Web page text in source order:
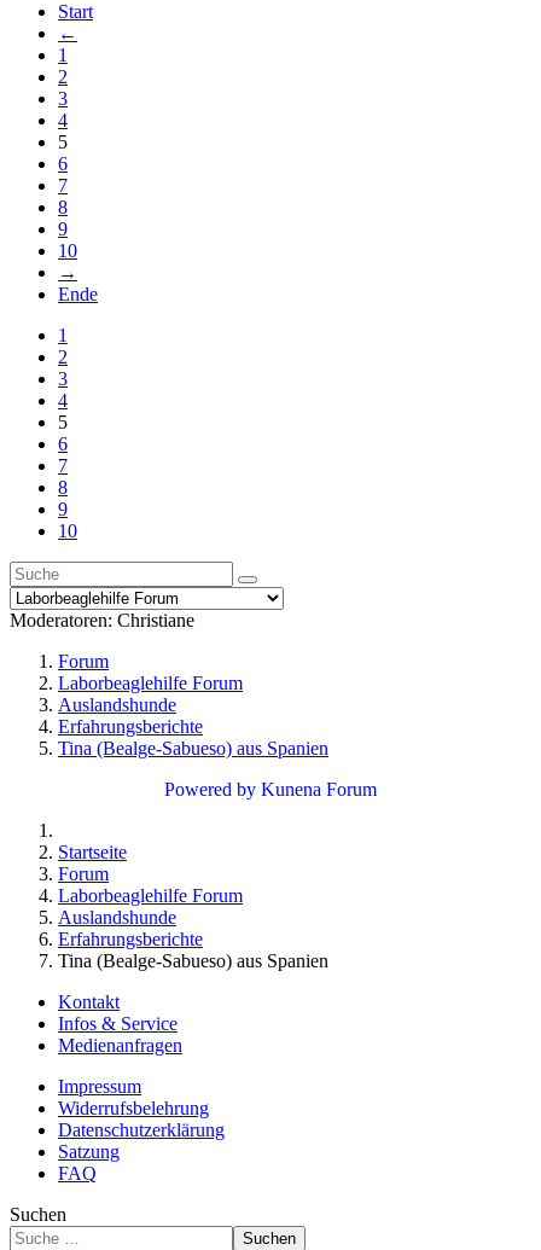
Start
←
1
2
3
4
5
6
7
8
9
10
→
Ende
1
2
3
4
5
6
7
8
9
10
Moderatoren: Christiane
Forum
Laborbeaglehilfe Forum
Auslandshunde
Erfahrungsberichte
Tina (Bealge-Sabueso) aus Spanien
Powered by Kunena Forum
Startseite
Forum
Laborbeaglehilfe Forum
Auslandshunde
Erfahrungsberichte
Tina (Bealge-Sabueso) aus Spanien
Kontakt
Infos & Service
Medienanfragen
Impressum
Widerrufsbelehrung
Datenschutzerklärung
Satzung
FAQ
Suchen
Suchen